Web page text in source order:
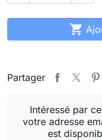

Partager
Intéressé par
votre adresse
est